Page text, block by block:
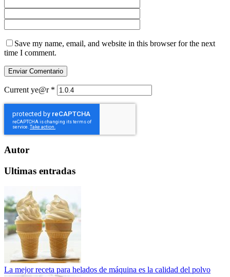
Save my name, email, and website in this browser for the next
time I comment.
Current ye@r *
Autor
Ultimas entradas
La mejor receta para helados de máquina es la calidad del polvo